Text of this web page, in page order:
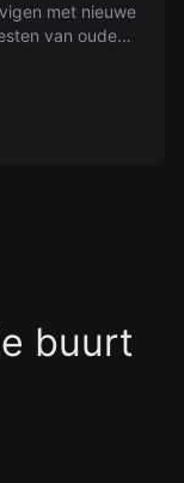
met nieuwe
van oude
buurt